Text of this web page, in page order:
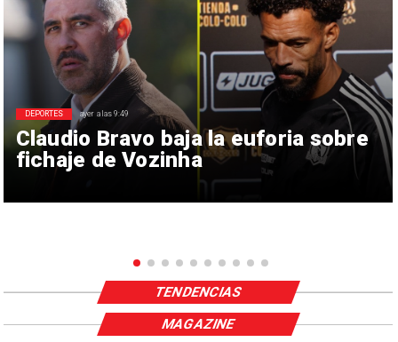
Claudio Bravo baja la euforia sobre
fichaje de Vozinha
DEPORTES ayer a las 9:49
TENDENCIAS
MAGAZINE